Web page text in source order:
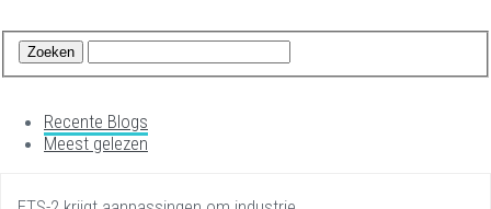
Recente Blogs
Meest gelezen